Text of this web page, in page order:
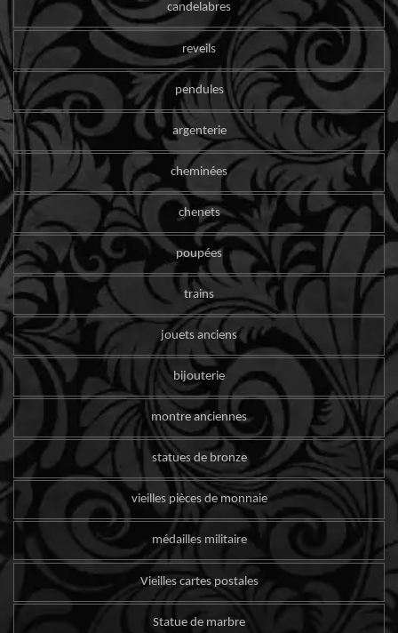
candelabres
reveils
pendules
argenterie
cheminées
chenets
poupées
trains
jouets anciens
bijouterie
montre anciennes
statues de bronze
vieilles pièces de monnaie
médailles militaire
Vieilles cartes postales
Statue de marbre